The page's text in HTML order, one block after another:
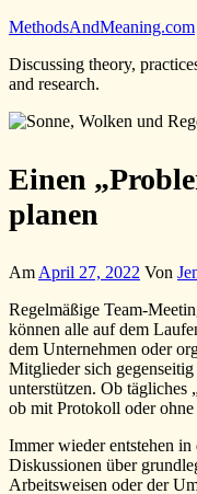
Zum
springen
MethodsAndMeaning.com
Discussing theory,
and research.
Einen
planen
Am April 27, 2022 Von
Regelmäßige Team-
können alle auf dem
dem Unternehmen oder
Mitglieder sich
unterstützen. Ob tägliches
ob mit Protokoll oder
Immer wieder entstehen in
Diskussionen über
Arbeitsweisen oder der